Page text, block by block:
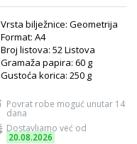
Vrsta bilježnice: Geometrija
Format: A4
Broj listova: 52 Listova
Gramaža papira: 60 g
Gustoća korica: 250 g
Povrat robe moguć unutar 14
dana
Dostavljamo već od
20.08.2026